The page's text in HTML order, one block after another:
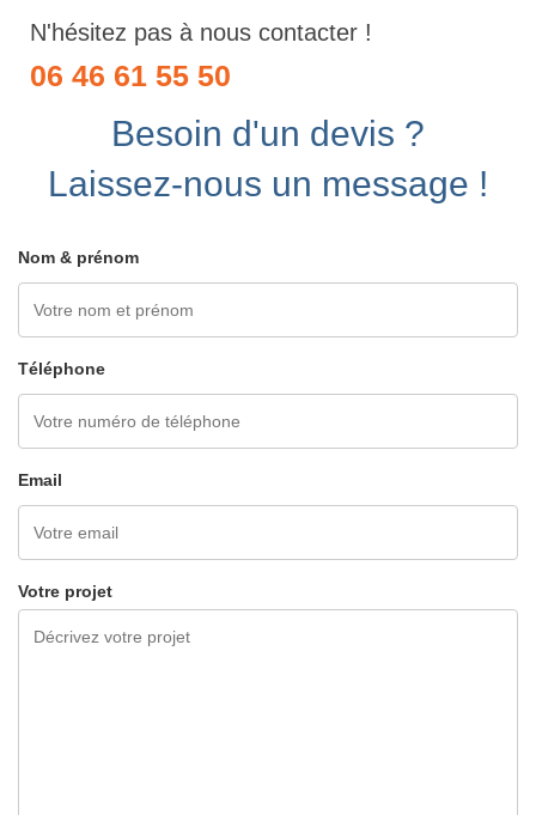
N'hésitez pas à nous contacter !
06 46 61 55 50
Besoin d'un devis ?
Laissez-nous un message !
Nom & prénom
Téléphone
Email
Votre projet